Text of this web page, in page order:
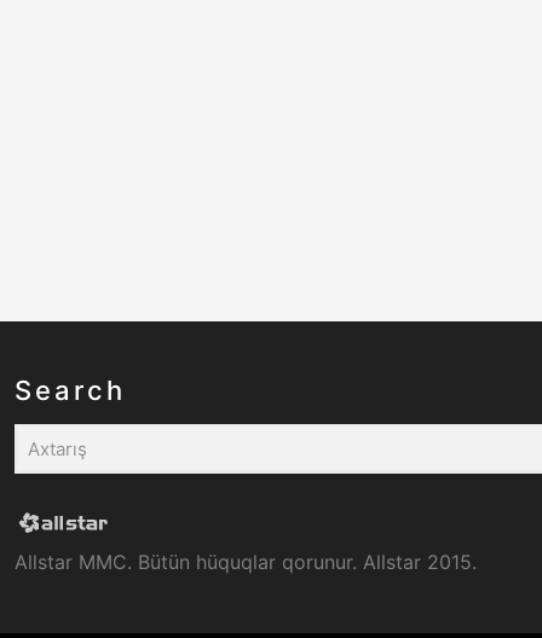
Search
Allstar MMC. Bütün hüquqlar qorunur. Allstar 2015.